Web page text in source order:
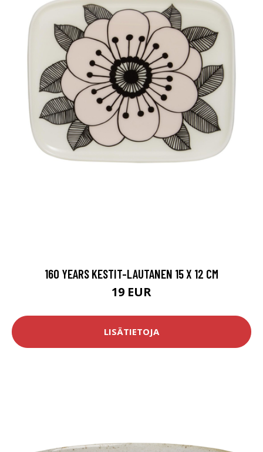
160 YEARS KESTIT-LAUTANEN 15 X 12 CM
19 EUR
LISÄTIETOJA